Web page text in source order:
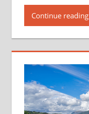
Continue reading